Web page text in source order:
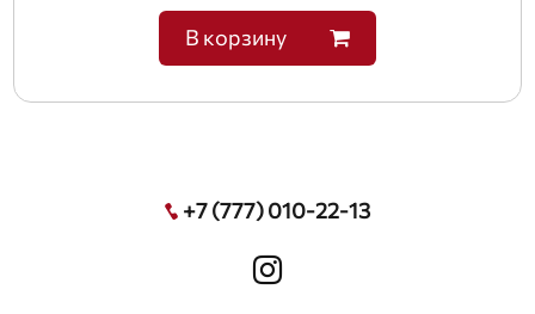
В корзину
+7 (777) 010-22-13